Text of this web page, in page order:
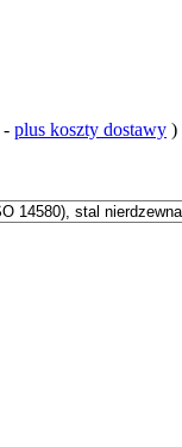
- plus koszty dostawy )